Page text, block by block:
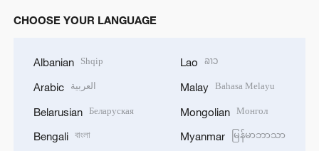
CHOOSE YOUR LANGUAGE
Albanian Shqip
Arabic العربية
Belarusian Беларуская
Bengali বাংলা
Lao ລາວ
Malay Bahasa Melayu
Mongolian Монгол
Myanmar မြန်မာဘာသာ